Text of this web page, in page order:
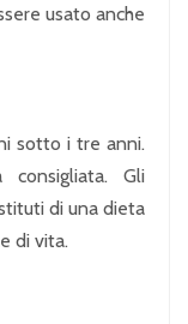
usato anche
sotto i tre anni.
consigliata. Gli
di una dieta
di vita.